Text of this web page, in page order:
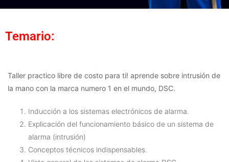
Temario:
Taller practico libre de costo para ti! aprende sobre intrusión de
la mano con la marca numero 1 en el mundo, DSC.
Inducción a los sistemas electrónicos de alarma.
Explicación del funcionamiento básico de un sistema de
alarma (intrusión)
Conceptos técnicos indispensables.